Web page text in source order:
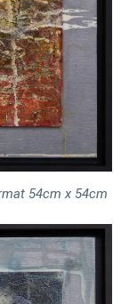
54cm x 54cm